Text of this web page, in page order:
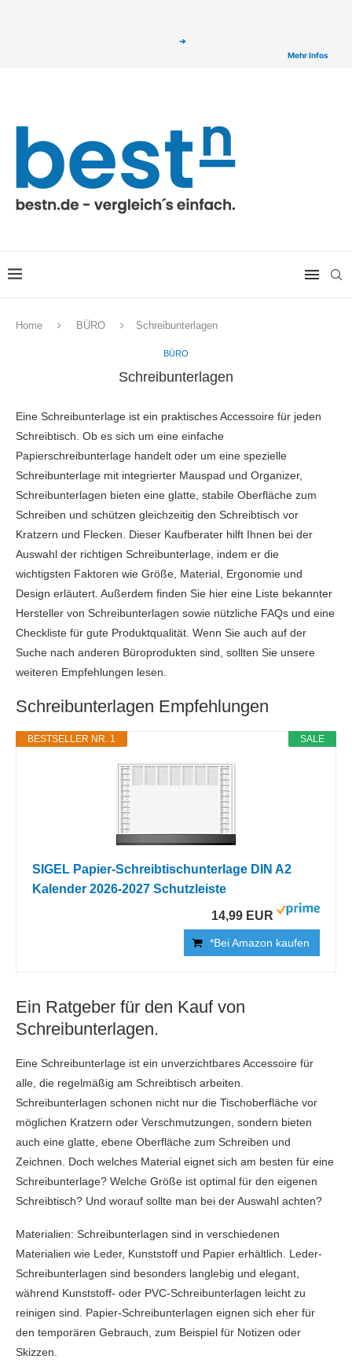
➔
Mehr Infos
Home BÜRO Schreibunterlagen
BÜRO
Schreibunterlagen
Eine Schreibunterlage ist ein praktisches Accessoire für jeden
Schreibtisch. Ob es sich um eine einfache
Papierschreibunterlage handelt oder um eine spezielle
Schreibunterlage mit integrierter Mauspad und Organizer,
Schreibunterlagen bieten eine glatte, stabile Oberfläche zum
Schreiben und schützen gleichzeitig den Schreibtisch vor
Kratzern und Flecken. Dieser Kaufberater hilft Ihnen bei der
Auswahl der richtigen Schreibunterlage, indem er die
wichtigsten Faktoren wie Größe, Material, Ergonomie und
Design erläutert. Außerdem finden Sie hier eine Liste bekannter
Hersteller von Schreibunterlagen sowie nützliche FAQs und eine
Checkliste für gute Produktqualität. Wenn Sie auch auf der
Suche nach anderen Büroprodukten sind, sollten Sie unsere
weiteren Empfehlungen lesen.
Schreibunterlagen Empfehlungen
SALE
BESTSELLER NR. 1
SIGEL Papier-Schreibtischunterlage DIN A2
Kalender 2026-2027 Schutzleiste
14,99 EUR
*Bei Amazon kaufen
Ein Ratgeber für den Kauf von
Schreibunterlagen.
Eine Schreibunterlage ist ein unverzichtbares Accessoire für
alle, die regelmäßig am Schreibtisch arbeiten.
Schreibunterlagen schonen nicht nur die Tischoberfläche vor
möglichen Kratzern oder Verschmutzungen, sondern bieten
auch eine glatte, ebene Oberfläche zum Schreiben und
Zeichnen. Doch welches Material eignet sich am besten für eine
Schreibunterlage? Welche Größe ist optimal für den eigenen
Schreibtisch? Und worauf sollte man bei der Auswahl achten?
Materialien: Schreibunterlagen sind in verschiedenen
Materialien wie Leder, Kunststoff und Papier erhältlich. Leder-
Schreibunterlagen sind besonders langlebig und elegant,
während Kunststoff- oder PVC-Schreibunterlagen leicht zu
reinigen sind. Papier-Schreibunterlagen eignen sich eher für
den temporären Gebrauch, zum Beispiel für Notizen oder
Skizzen.